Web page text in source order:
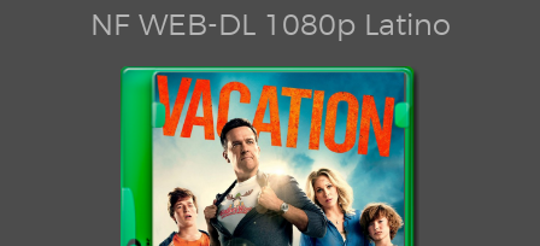
NF WEB-DL 1080p Latino